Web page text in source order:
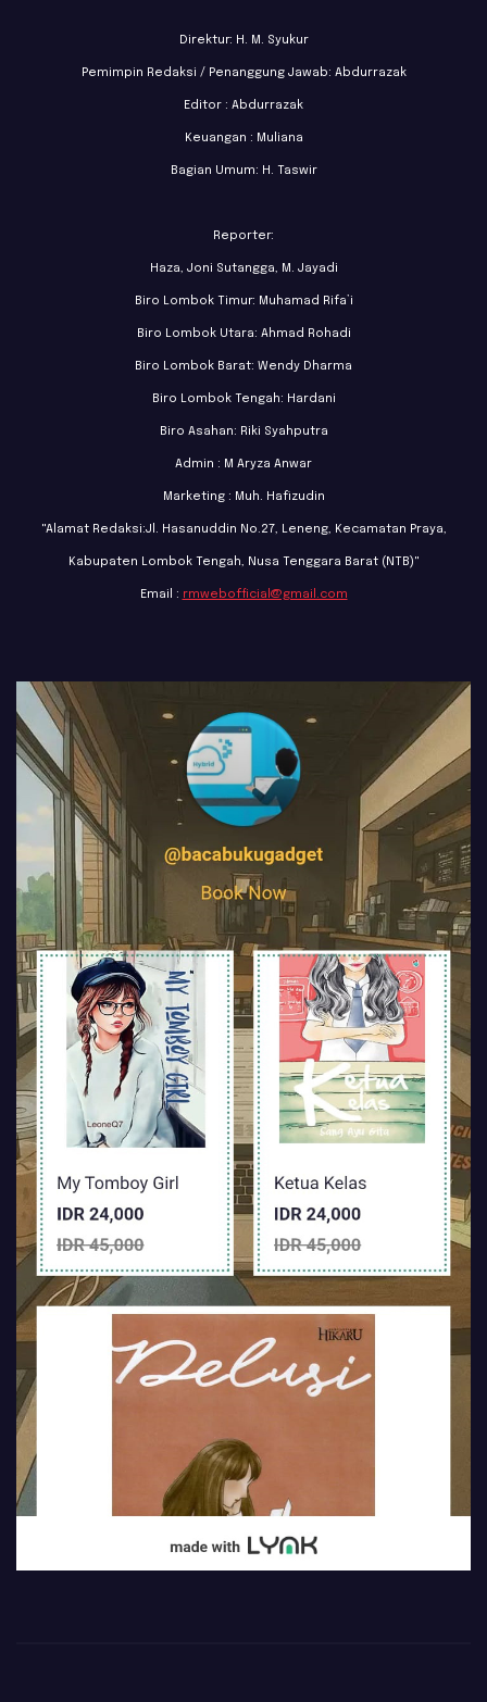
Direktur: H. M. Syukur
Pemimpin Redaksi / Penanggung Jawab: Abdurrazak
Editor : Abdurrazak
Keuangan : Muliana
Bagian Umum: H. Taswir
Reporter:
Haza, Joni Sutangga, M. Jayadi
Biro Lombok Timur: Muhamad Rifa’i
Biro Lombok Utara: Ahmad Rohadi
Biro Lombok Barat: Wendy Dharma
Biro Lombok Tengah: Hardani
Biro Asahan: Riki Syahputra
Admin : M Aryza Anwar
Marketing : Muh. Hafizudin
"Alamat Redaksi:Jl. Hasanuddin No.27, Leneng, Kecamatan Praya,
Kabupaten Lombok Tengah, Nusa Tenggara Barat (NTB)"
Email : rmwebofficial@gmail.com